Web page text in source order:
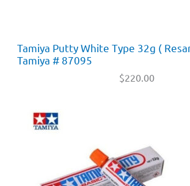
Tamiya Putty White Type 32g (
Tamiya # 87095
$220.00